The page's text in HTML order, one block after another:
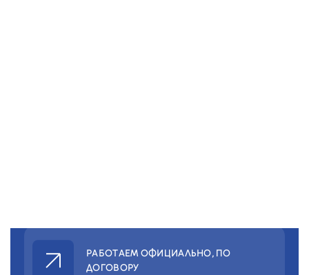
РАБОТАЕМ ОФИЦИАЛЬНО, ПО
ДОГОВОРУ